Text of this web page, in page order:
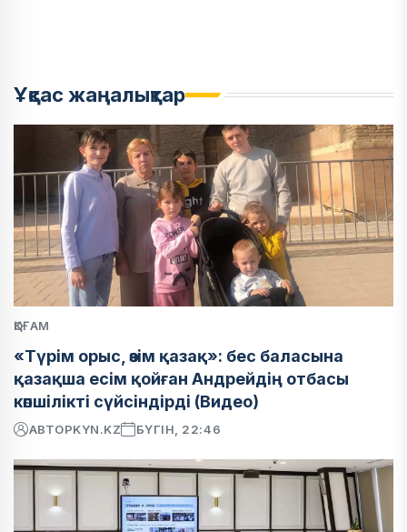
Ұқсас жаңалықтар
ҚОҒАМ
«Түрім орыс, өзім қазақ»: бес баласына
қазақша есім қойған Андрейдің отбасы
көпшілікті сүйсіндірді (Видео)
АВТОРKYN.KZ БҮГІН, 22:46